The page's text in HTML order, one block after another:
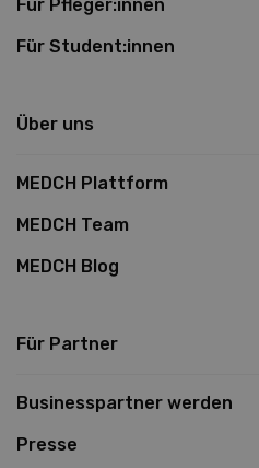
Für Pfleger:innen
Für Student:innen
Über uns
MEDCH Plattform
MEDCH Team
MEDCH Blog
Für Partner
Businesspartner werden
Presse